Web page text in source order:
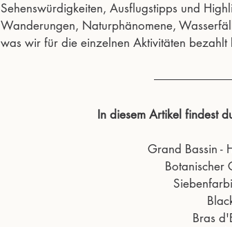
Sehenswürdigkeiten, Ausflugstipps und
Wanderungen, Naturphänomene,
was wir für die einzelnen Aktivitäten bezahlt
In diesem Artikel findest
Grand Bassin -
Botanischer
Bras